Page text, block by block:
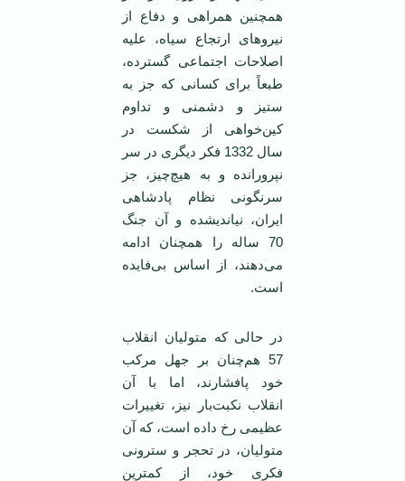
همچنین همراهی و دفاع از
نیروهای ارتجاع سیاه، علیه
اصلاحات اجتماعی گسترده،
طبعاً برای کسانی که جز به
ستیز و دشمنی و تداوم
کین‌خواهی از شکست در
سال 1332 فکر دیگری در سر
نپرورانده و به هیچ‌چیز، جز
سرنگونی نظام پادشاهی
ایران، نیاندیشده و آن جنگ
70 ساله را همچنان ادامه
می‌دهند، از اساس بی‌فایده
است.
در حالی که متولیان انقلاب
57 هم‌چنان بر جهل مرکب
خود پافشارند، اما با آن
انقلاب نکبت‌بار نیز، تغییرات
عظیمی رخ داده است، که آن
متولیان، در تحجر و سترونی
فکری خود، از کمترین